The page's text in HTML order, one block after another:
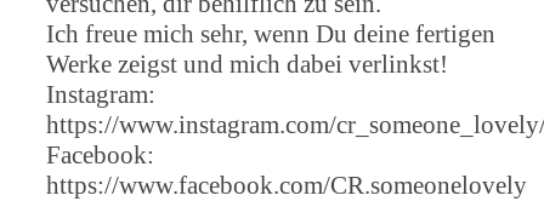
Ich freue mich sehr, wenn Du deine fertigen
Werke zeigst und mich dabei verlinkst!
Instagram:
https://www.instagram.com/
Facebook:
https://www.facebook.com/CR.someonelovely